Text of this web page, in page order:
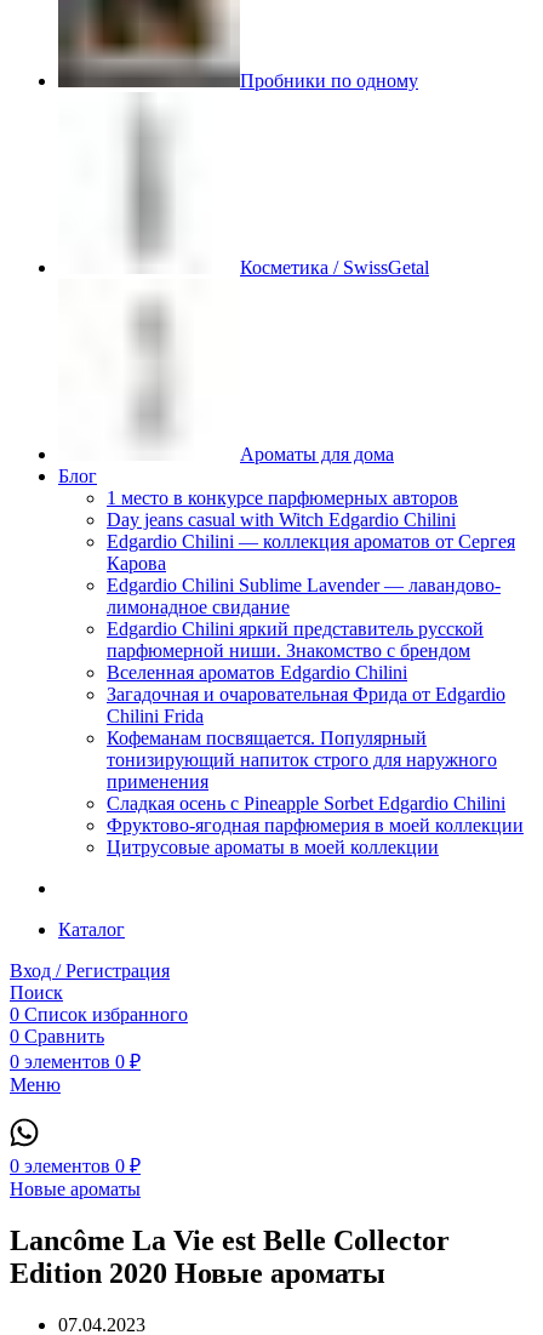
Пробники по одному
Косметика / SwissGetal
Ароматы для дома
Блог
1 место в конкурсе парфюмерных авторов
Day jeans casual with Witch Edgardio Chilini
Edgardio Chilini — коллекция ароматов от Сергея
Карова
Edgardio Chilini Sublime Lavender — лавандово-
лимонадное свидание
Edgardio Chilini яркий представитель русской
парфюмерной ниши. Знакомство с брендом
Вселенная ароматов Edgardio Chilini
Загадочная и очаровательная Фрида от Edgardio
Chilini Frida
Кофеманам посвящается. Популярный
тонизирующий напиток строго для наружного
применения
Сладкая осень с Pineapple Sorbet Edgardio Chilini
Фруктово-ягодная парфюмерия в моей коллекции
​Цитрусовые ароматы в моей коллекции
Каталог
Вход / Регистрация
Поиск
0 Список избранного
0 Сравнить
0 элементов 0 ₽
Меню
0 элементов 0 ₽
Новые ароматы
Lancôme La Vie est Belle Collector
Edition 2020 Новые ароматы
07.04.2023